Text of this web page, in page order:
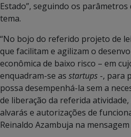
Estado”, seguindo os
tema.
“No bojo do referido projeto de
que facilitam e agilizam o
econômica de baixo risco – em
enquadram-se as startups -, para
possa desempenhá-la sem a
de liberação da referida atividade,
alvarás e autorizações de
Reinaldo Azambuja na mensagem